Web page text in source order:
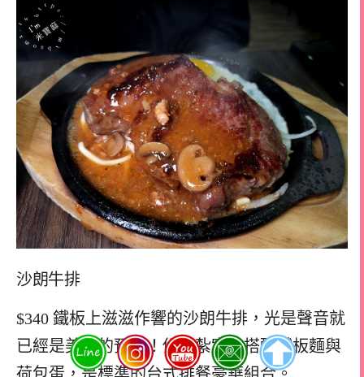
沙朗牛排
$340 鐵板上滋滋作響的沙朗牛排，光是聲音就
已經是美味的預告！份量紮實，搭配鐵板麵與